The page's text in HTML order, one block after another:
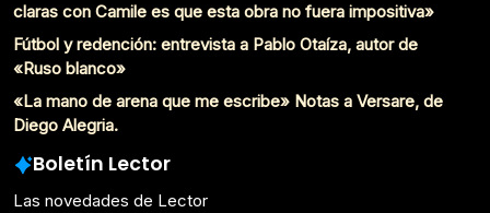
claras con Camile es que esta obra no fuera impositiva»
Fútbol y redención: entrevista a Pablo Otaíza, autor de
«Ruso blanco»
«La mano de arena que me escribe» Notas a Versare, de
Diego Alegria.
Boletín Lector
Las novedades de Lector